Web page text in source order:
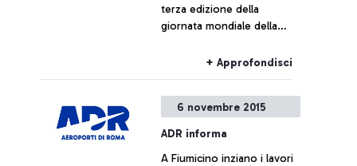
terza edizione della
giornata mondiale della
+ Approfondisci
6 novembre 2015
ADR informa
A Fiumicino inziano i lavori